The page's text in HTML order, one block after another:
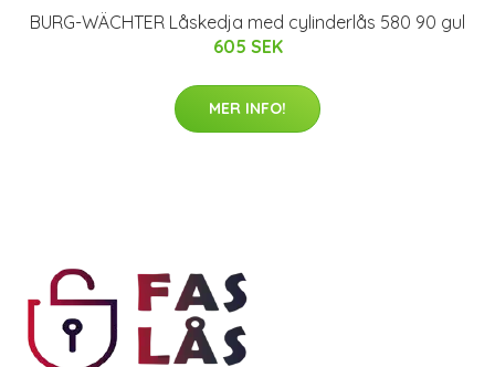
BURG-WÄCHTER Låskedja med cylinderlås 580 90 gul
605 SEK
MER INFO!